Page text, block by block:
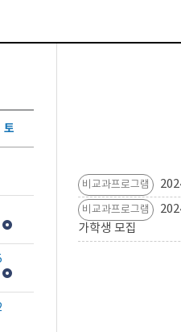
토
비교과프로그램
비교과프로그램
가학생 모집